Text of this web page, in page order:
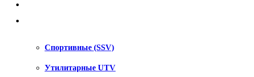
Спортивные (SSV)
Утилитарные UTV